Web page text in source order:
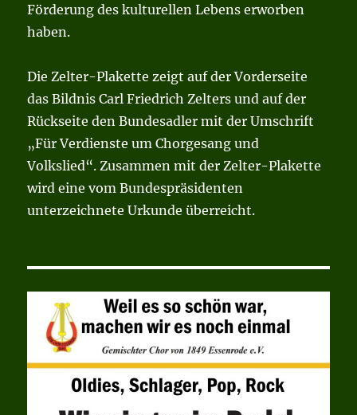
Förderung des kulturellen Lebens erworben
haben.
Die Zelter-Plakette zeigt auf der Vorderseite
das Bildnis Carl Friedrich Zelters und auf der
Rückseite den Bundesadler mit der Umschrift
„Für Verdienste um Chorgesang und
Volkslied“. Zusammen mit der Zelter-Plakette
wird eine vom Bundespräsidenten
unterzeichnete Urkunde überreicht.